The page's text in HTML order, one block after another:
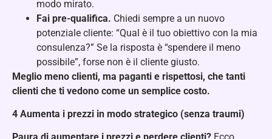
modo mirato.
Fai pre-qualifica. Chiedi sempre a un nuovo
potenziale cliente: “Qual è il tuo obiettivo con la mia
consulenza?” Se la risposta è “spendere il meno
possibile”, forse non è il cliente giusto.
Meglio meno clienti, ma paganti e rispettosi, che tanti
clienti che ti vedono come un semplice costo.
4️ Aumenta i prezzi in modo strategico (senza traumi)